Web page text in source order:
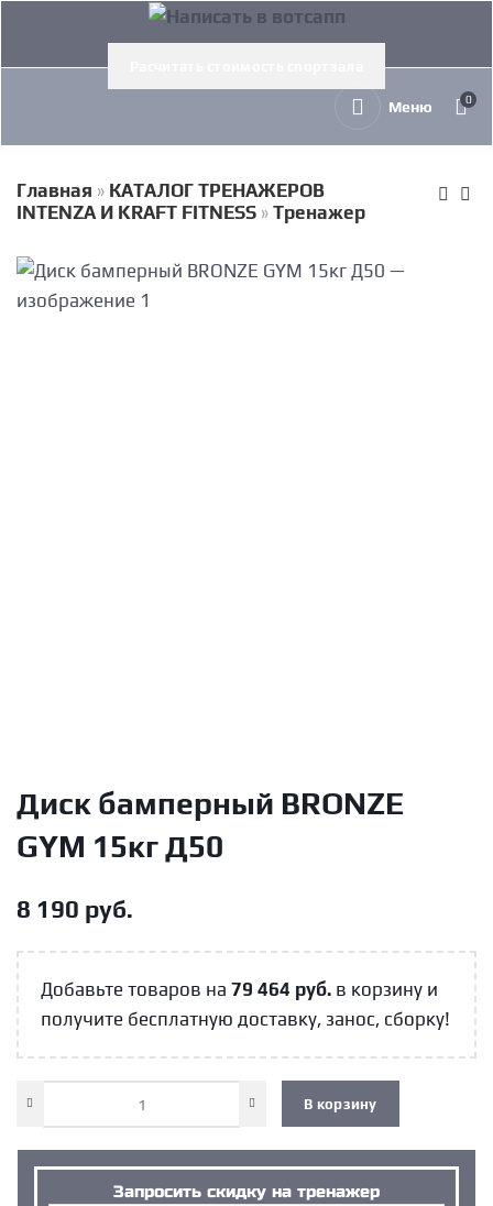
Меню 0
Главная » КАТАЛОГ ТРЕНАЖЕРОВ
INTENZA И KRAFT FITNESS » Тренажер
Диск бамперный BRONZE
GYM 15кг Д50
8 190 руб.
Добавьте товаров на 79 464 руб. в корзину и
получите бесплатную доставку, занос, сборку!
В корзину
Запросить cкидку на тренажер